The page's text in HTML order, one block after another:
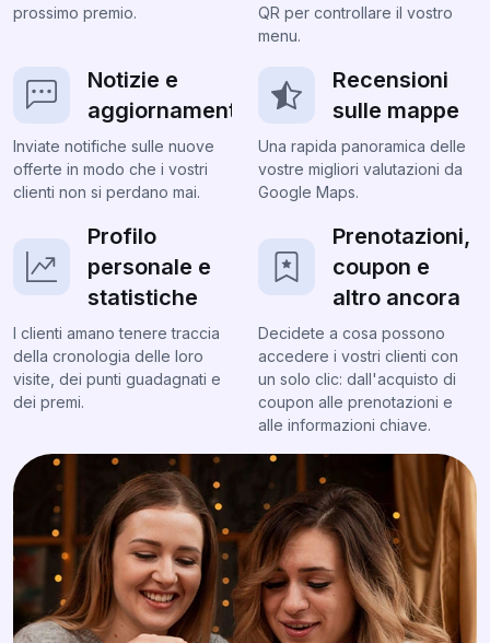
prossimo premio.
QR per controllare il vostro
menu.
Notizie e
aggiornamenti
Inviate notifiche sulle nuove
offerte in modo che i vostri
clienti non si perdano mai.
Recensioni
sulle mappe
Una rapida panoramica delle
vostre migliori valutazioni da
Google Maps.
Profilo
personale e
statistiche
I clienti amano tenere traccia
della cronologia delle loro
visite, dei punti guadagnati e
dei premi.
Prenotazioni,
coupon e
altro ancora
Decidete a cosa possono
accedere i vostri clienti con
un solo clic: dall'acquisto di
coupon alle prenotazioni e
alle informazioni chiave.